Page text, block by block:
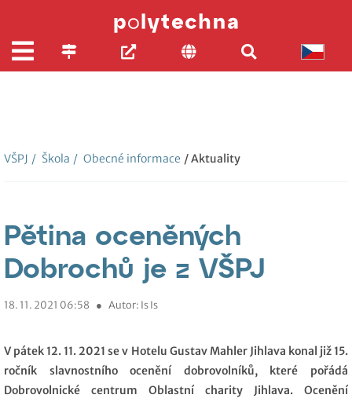
VŠPJ / Škola / Obecné informace / Aktuality
Pětina oceněných
Dobrochů je z VŠPJ
18. 11. 2021 06:58 ● Autor: Is Is
V pátek 12. 11. 2021 se v Hotelu Gustav Mahler Jihlava konal již 15.
ročník slavnostního ocenění dobrovolníků, které pořádá
Dobrovolnické centrum Oblastní charity Jihlava. Ocenění